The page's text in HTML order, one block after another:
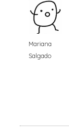
Mariana
Salgado